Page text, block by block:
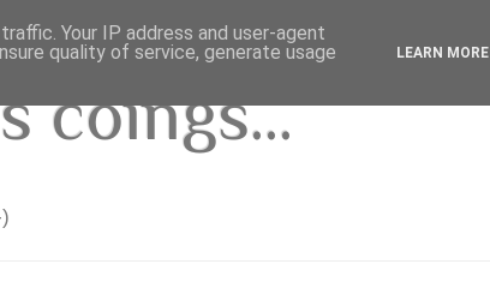
coings...
Your IP address and user-agent
quality of service, generate usage
LEARN MORE